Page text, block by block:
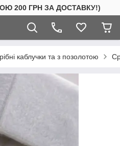
200 ГРН ЗА ДОСТАВКУ!)
каблучки та з позолотою